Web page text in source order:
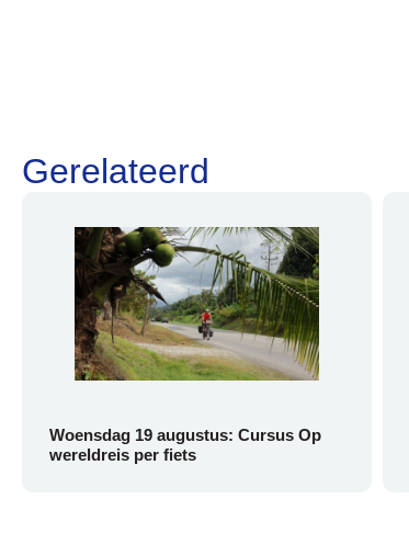
Gerelateerd
Woensdag 19 augustus: Cursus Op
wereldreis per fiets